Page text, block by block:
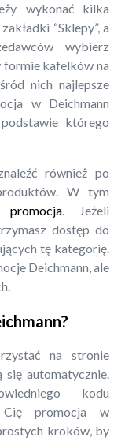
wykonać kilka
“Sklepy”, a
wybierz
formie kafelków na
nich najlepsze
w Deichmann
którego
również po
W tym
. Jeżeli
dostęp do
tę kategorię.
Deichmann, ale
na stronie
automatycznie.
kodu
Cię promocja w
kroków, by